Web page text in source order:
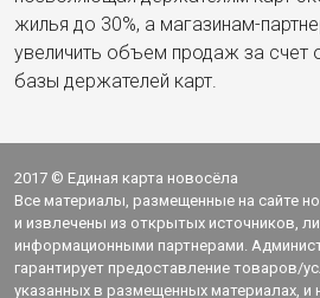
жилья до 30%, а магазинам-
увеличить объем продаж за счет
базы держателей карт.
2017 © Единая карта новосёла
Все материалы, размещенные на сайте
и извлечены из открытых источников,
информационными партнерами.
гарантирует предоставление товаров/
указанных в размещенных материалах, и